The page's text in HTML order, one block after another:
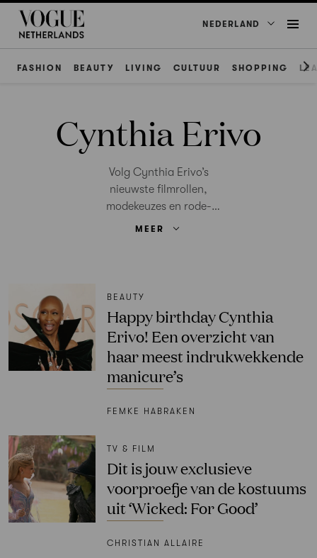
NEDERLAND
FASHION BEAUTY LIVING CULTUUR SHOPPING
Cynthia Erivo
Volg Cynthia Erivo’s
nieuwste filmrollen,
modekeuzes en rode-
loperlooks. Lees alle
MEER
BEAUTY
Happy birthday Cynthia
Erivo! Een overzicht van
haar meest indrukwekkende
manicure’s
FEMKE HABRAKEN
TV & FILM
Dit is jouw exclusieve
voorproefje van de kostuums
uit ‘Wicked: For Good’
CHRISTIAN ALLAIRE